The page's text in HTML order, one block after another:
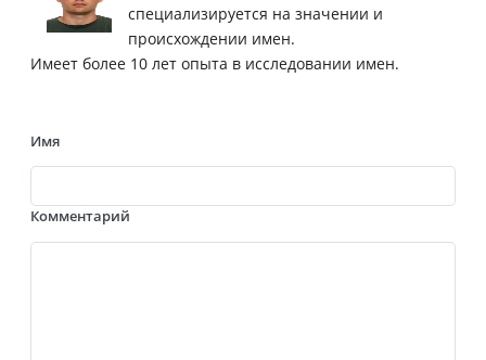
специализируется на значении и
происхождении имен.
Имеет более 10 лет опыта в исследовании имен.
Имя
Комментарий